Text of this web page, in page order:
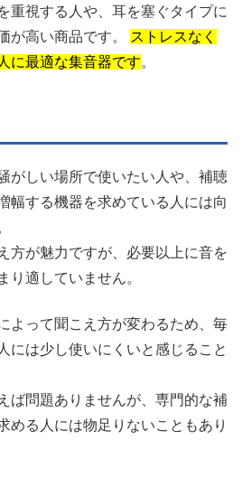
重視する人や、耳を塞ぐタイプに
が高い商品です。
ストレスなく
に最適な集音器です。
がしい場所で使いたい人や、補聴
幅する機器を求めている人には向
方が魅力ですが、必要以上に音を
り適していません。
よって聞こえ方が変わるため、毎
には少し使いにくいと感じること
ば問題ありませんが、専門的な補
める人には物足りないこともあり